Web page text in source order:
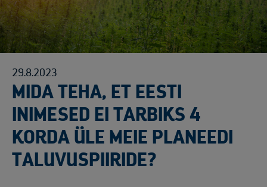
29.8.2023
MIDA TEHA, ET EESTI
INIMESED EI TARBIKS 4
KORDA ÜLE MEIE PLANEEDI
TALUVUSPIIRIDE?